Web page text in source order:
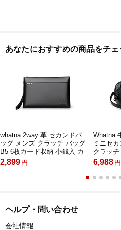
あなたにおすすめの商品をチェ
whatna 2way 革 セカンドバ
ッグ メンズ クラッチ バッグ
B5 6枚カード収納 小銭入 カ
ジュアル フォーマル 冠婚葬
祭 結婚式 バッグ紳士用 男性
2,899 円
Whatna
ミニセ
クラッ
アル フ
婚式 バ
8620
6,988 円
ヘルプ・問い合わせ
会社情報